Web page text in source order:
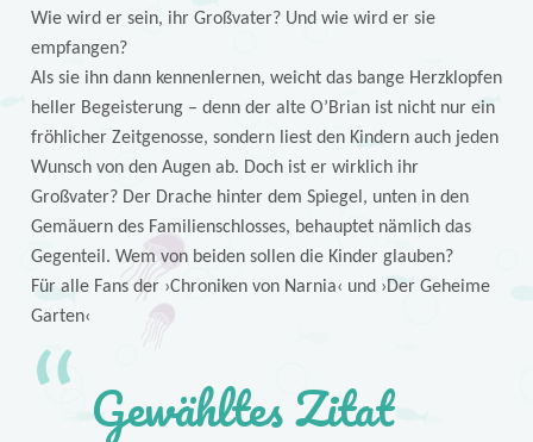
Wie wird er sein, ihr Großvater? Und wie wird er sie
empfangen?
Als sie ihn dann kennenlernen, weicht das bange Herzklopfen
heller Begeisterung – denn der alte O’Brian ist nicht nur ein
fröhlicher Zeitgenosse, sondern liest den Kindern auch jeden
Wunsch von den Augen ab. Doch ist er wirklich ihr
Großvater? Der Drache hinter dem Spiegel, unten in den
Gemäuern des Familienschlosses, behauptet nämlich das
Gegenteil. Wem von beiden sollen die Kinder glauben?
Für alle Fans der ›Chroniken von Narnia‹ und ›Der Geheime
Garten‹
Gewähltes Zitat